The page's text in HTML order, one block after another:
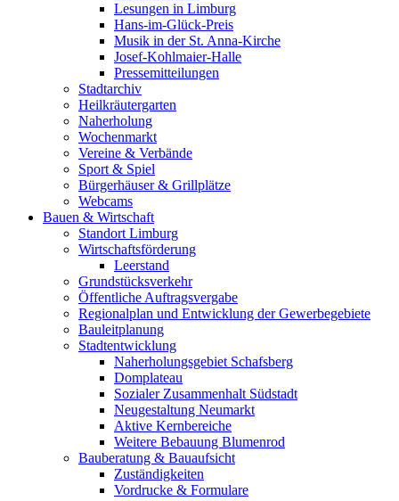
Lesungen in Limburg
Hans-im-Glück-Preis
Musik in der St. Anna-Kirche
Josef-Kohlmaier-Halle
Pressemitteilungen
Stadtarchiv
Heilkräutergarten
Naherholung
Wochenmarkt
Vereine & Verbände
Sport & Spiel
Bürgerhäuser & Grillplätze
Webcams
Bauen & Wirtschaft
Standort Limburg
Wirtschaftsförderung
Leerstand
Grundstücksverkehr
Öffentliche Auftragsvergabe
Regionalplan und Entwicklung der Gewerbegebiete
Bauleitplanung
Stadtentwicklung
Naherholungsgebiet Schafsberg
Domplateau
Sozialer Zusammenhalt Südstadt
Neugestaltung Neumarkt
Aktive Kernbereiche
Weitere Bebauung Blumenrod
Bauberatung & Bauaufsicht
Zuständigkeiten
Vordrucke & Formulare